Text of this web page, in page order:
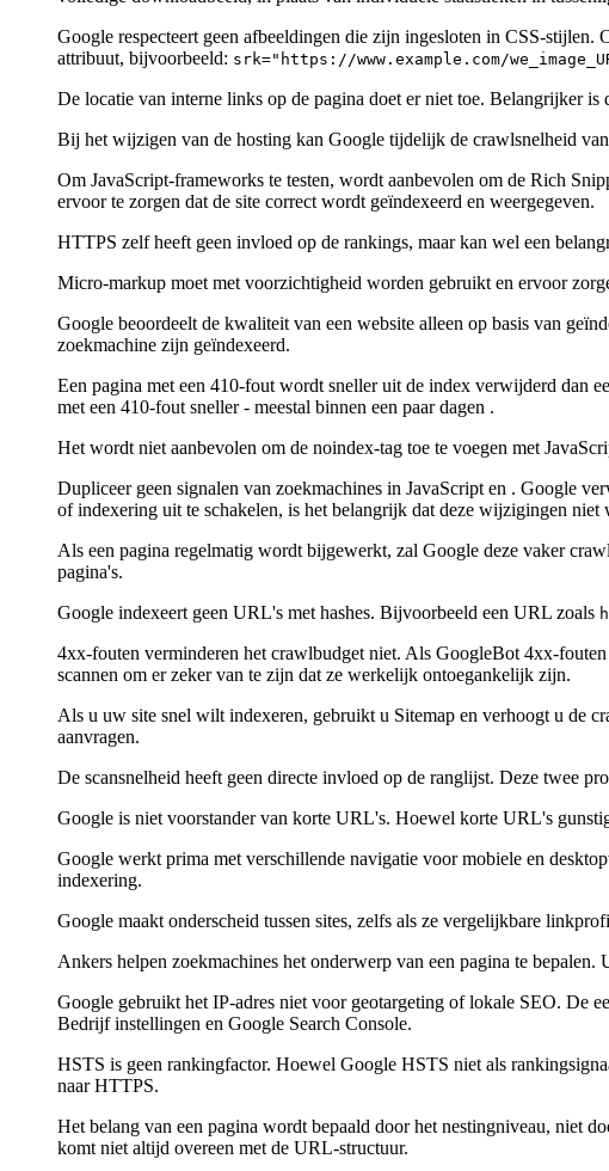
Google respecteert geen afbeeldingen die zijn ingesloten in CSS-
attribuut, bijvoorbeeld: srk="https://www.example.com/
De locatie van interne links op de pagina doet er niet toe. Belangrijker
Bij het wijzigen van de hosting kan Google tijdelijk de crawlsnelheid
Om JavaScript-frameworks te testen, wordt aanbevolen om de Rich
ervoor te zorgen dat de site correct wordt geïndexeerd en weergegeven.
HTTPS zelf heeft geen invloed op de rankings, maar kan wel een
Micro-markup moet met voorzichtigheid worden gebruikt en ervoor
Google beoordeelt de kwaliteit van een website alleen op basis van
zoekmachine zijn geïndexeerd.
Een pagina met een 410-fout wordt sneller uit de index verwijderd dan
met een 410-fout sneller - meestal binnen een paar dagen .
Het wordt niet aanbevolen om de noindex-tag toe te voegen met
Dupliceer geen signalen van zoekmachines in JavaScript en . Google
of indexering uit te schakelen, is het belangrijk dat deze wijzigingen niet
Als een pagina regelmatig wordt bijgewerkt, zal Google deze vaker
pagina's.
Google indexeert geen URL's met hashes. Bijvoorbeeld een URL zoals
4xx-fouten verminderen het crawlbudget niet. Als GoogleBot 4xx-
scannen om er zeker van te zijn dat ze werkelijk ontoegankelijk zijn.
Als u uw site snel wilt indexeren, gebruikt u Sitemap en verhoogt u de
aanvragen.
De scansnelheid heeft geen directe invloed op de ranglijst. Deze twee
Google is niet voorstander van korte URL's. Hoewel korte URL's
Google werkt prima met verschillende navigatie voor mobiele en
indexering.
Google maakt onderscheid tussen sites, zelfs als ze vergelijkbare
Ankers helpen zoekmachines het onderwerp van een pagina te
Google gebruikt het IP-adres niet voor geotargeting of lokale SEO. De
Bedrijf instellingen en Google Search Console.
HSTS is geen rankingfactor. Hoewel Google HSTS niet als
naar HTTPS.
Het belang van een pagina wordt bepaald door het nestingniveau, niet
komt niet altijd overeen met de URL-structuur.